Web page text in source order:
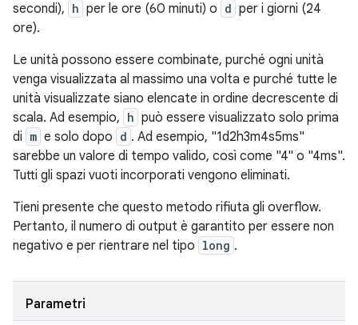
secondi), h per le ore (60 minuti) o d per i giorni (24
ore).
Le unità possono essere combinate, purché ogni unità
venga visualizzata al massimo una volta e purché tutte le
unità visualizzate siano elencate in ordine decrescente di
scala. Ad esempio, h può essere visualizzato solo prima
di m e solo dopo d . Ad esempio, "1d2h3m4s5ms"
sarebbe un valore di tempo valido, così come "4" o "4ms".
Tutti gli spazi vuoti incorporati vengono eliminati.
Tieni presente che questo metodo rifiuta gli overflow.
Pertanto, il numero di output è garantito per essere non
negativo e per rientrare nel tipo long .
Parametri